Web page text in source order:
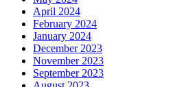
April 2024
February 2024
January 2024
December 2023
November 2023
September 2023